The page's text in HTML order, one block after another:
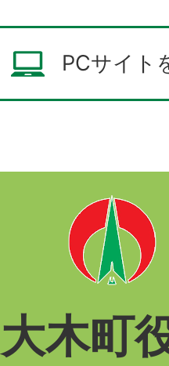
PCサイト
大木町